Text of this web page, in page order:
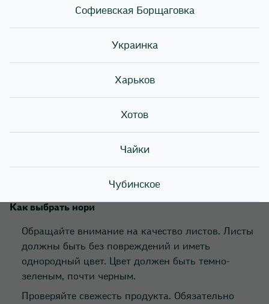
Софиевская Борщаговка
Украинка
Харьков
Хотов
Чайки
Чубинское
клеток организма.
йод, железо, магний и другие. Именно они
поддерживают здоровье щитовидной железы.
Также в водорослях есть антиоксиданты, которые
Как выбрать нори
Обращайте внимание на качество листов. Листы
должны быть без повреждений и иметь
однородный цвет. Цвет должен быть темно-
зеленым, почти черным.
Проверяйте свежесть продукта. Обязательно